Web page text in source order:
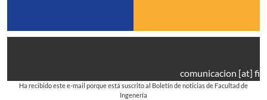
comunicacion [at]
Ha recibido este e-mail porque está suscrito al Boletín de noticias de Facultad de
Ingenería